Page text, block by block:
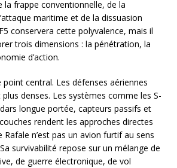
la frappe conventionnelle, de la
maritime et de la dissuasion
conservera cette polyvalence, mais il
trois dimensions : la pénétration, la
d’action.
central. Les défenses aériennes
denses. Les systèmes comme les S-
longue portée, capteurs passifs et
rendent les approches directes
Rafale n’est pas un avion furtif au sens
survivabilité repose sur un mélange de
de guerre électronique, de vol